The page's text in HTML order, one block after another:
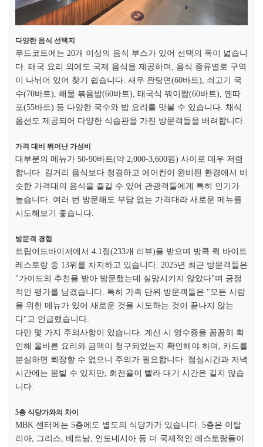
다양한 음식 선택지
푸드코트에는 20개 이상의 음식 부스가 있어 선택의 폭이 넓습니
다. 태국 요리 외에도 국제 음식을 제공하며, 음식 종류별로 구역
이 나뉘어 있어 찾기 쉽습니다. 새우 완탕면(60바트), 쇠고기 국
수(70바트), 해물 볶음밥(60바트), 태국식 꿔이짭(60바트), 옌따
포(55바트) 등 다양한 국수와 밥 요리를 맛볼 수 있습니다. 채식
옵션도 제공되어 다양한 식습관을 가진 방문객들을 배려합니다.​
가격 대비 뛰어난 가성비
대부분의 메뉴가 50-90바트(약 2,000-3,600원) 사이로 매우 저렴
합니다. 길거리 음식보다 청결하고 에어컨이 완비된 환경에서 비
슷한 가격대의 음식을 즐길 수 있어 관광객들에게 특히 인기가
높습니다. 여러 번 방문해도 부담 없는 가격대라 새로운 메뉴를
시도해보기 좋습니다.​
방문객 경험
트립어드바이저에서 4.1점(233개 리뷰)을 받으며 방콕 퀵 바이트
레스토랑 중 13위를 차지하고 있습니다. 2025년 최근 방문객들은
"가이드의 추천을 받아 방문했는데 실망시키지 않았다"며 긍정
적인 평가를 남겼습니다. 특히 가족 단위 방문객들은 "모든 사람
을 위한 메뉴가 있어 새로운 것을 시도하는 것이 끝나지 않는
다"고 언급했습니다.​
다만 몇 가지 주의사항이 있습니다. 계산 시 영수증을 꼼꼼히 확
인해 올바른 요리와 금액이 청구되었는지 확인해야 하며, 카드를
분실하면 퇴장할 수 없으니 주의가 필요합니다. 점심시간과 저녁
시간에는 붐빌 수 있지만, 회전율이 빨라 대기 시간은 길지 않습
니다.​
5층 식당가와의 차이
MBK 센터에는 5층에도 별도의 식당가가 있습니다. 5층은 이탈
리아, 그리스, 베트남, 인도네시아 등 더 국제적인 레스토랑들이